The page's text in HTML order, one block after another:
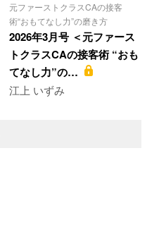
元ファーストクラスCAの接客
術“おもてなし力”の磨き方
2026年3月号 ＜元ファース
トクラスCAの接客術 “おも
てなし力”の…
江上 いずみ